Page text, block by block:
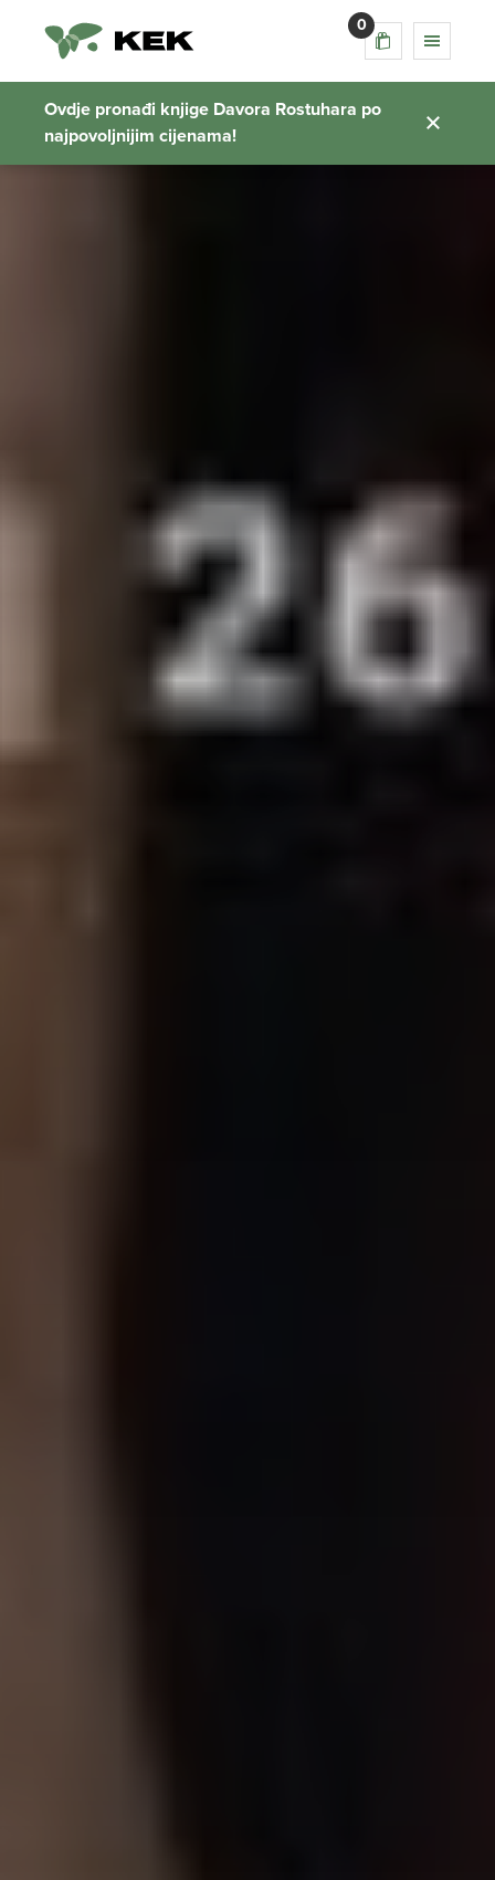
0
Ovdje pronađi knjige Davora Rostuhara po
najpovoljnijim cijenama!